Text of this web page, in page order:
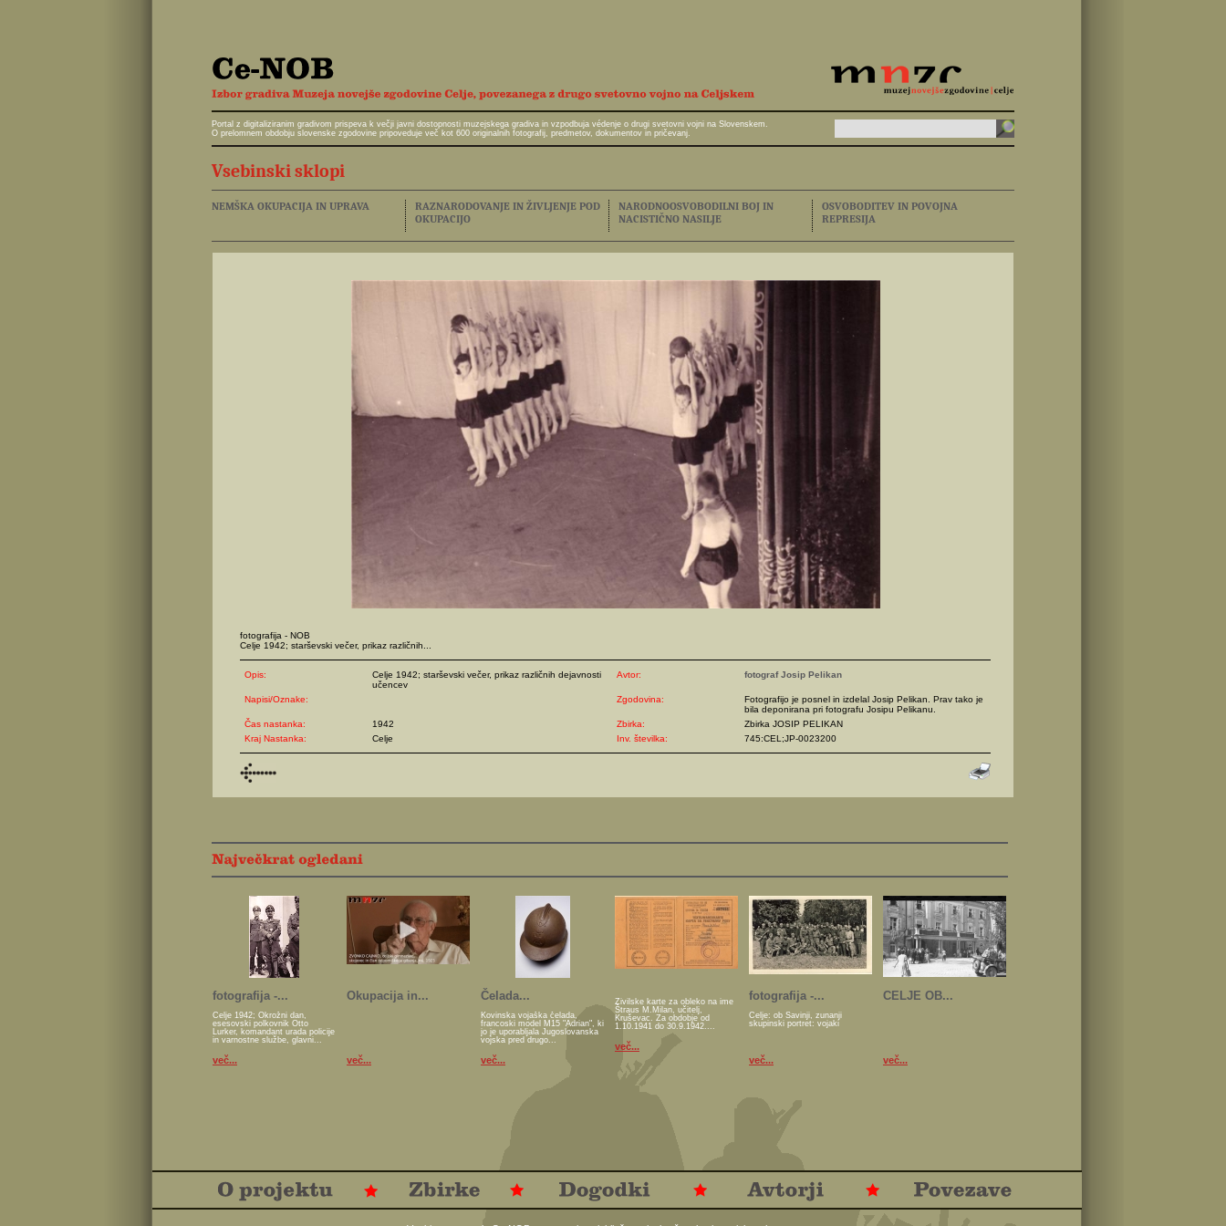
Portal z digitaliziranim gradivom prispeva k večji javni dostopnosti muzejskega gradiva in vzpodbuja védenje o drugi svetovni vojni na Slovenskem.
O prelomnem obdobju slovenske zgodovine pripoveduje več kot 600 originalnih fotografij, predmetov, dokumentov in pričevanj.
Vsebinski sklopi
NEMŠKA OKUPACIJA IN UPRAVA
RAZNARODOVANJE IN ŽIVLJENJE POD
OKUPACIJO
NARODNOOSVOBODILNI BOJ IN
NACISTIČNO NASILJE
OSVOBODITEV IN POVOJNA
REPRESIJA
fotografija - NOB
Celje 1942; starševski večer, prikaz različnih...
Opis:
Celje 1942; starševski večer, prikaz različnih dejavnosti
učencev
Avtor: fotograf Josip Pelikan
Napisi/Oznake: Zgodovina:
Fotografijo je posnel in izdelal Josip Pelikan. Prav tako je
bila deponirana pri fotografu Josipu Pelikanu.
Čas nastanka:
1942 Zbirka:
Zbirka JOSIP PELIKAN
Kraj Nastanka:
Celje Inv. številka: 745:CEL;JP-0023200
fotografija -...
Celje 1942; Okrožni dan,
esesovski polkovnik Otto
Lurker, komandant urada policije
in varnostne službe, glavni...
več...
Okupacija in...
več...
Čelada...
Kovinska vojaška čelada,
francoski model M15 "Adrian", ki
jo je uporabljala Jugoslovanska
vojska pred drugo...
več...
Živilske karte za obleko na ime
Štraus M.Milan, učitelj,
Kruševac. Za obdobje od
1.10.1941 do 30.9.1942....
več...
fotografija -...
Celje: ob Savinji, zunanji
skupinski portret: vojaki
več...
CELJE OB...
več...